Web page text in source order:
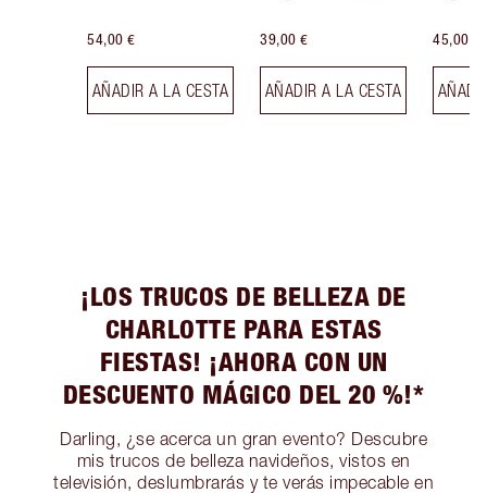
54,00 €
AÑADIR A LA CESTA
39,00 €
AÑADIR A LA CESTA
45,00 €
¡LOS TRUCOS DE BELLEZA DE
CHARLOTTE PARA ESTAS
FIESTAS! ¡AHORA CON UN
DESCUENTO MÁGICO DEL 20 %!*
Darling, ¿se acerca un gran evento? Descubre
mis trucos de belleza navideños, vistos en
televisión, deslumbrarás y te verás impecable en